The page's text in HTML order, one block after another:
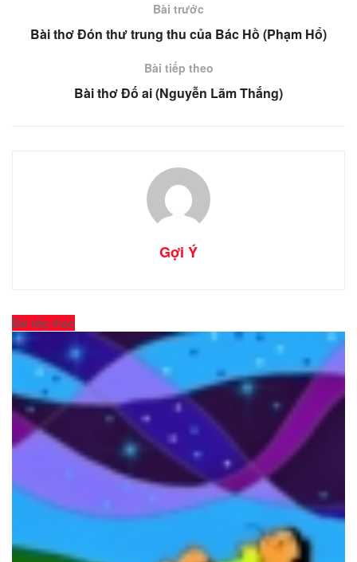
Bài trước
Bài thơ Đón thư trung thu của Bác Hồ (Phạm Hổ)
Bài tiếp theo
Bài thơ Đố ai (Nguyễn Lãm Thắng)
Gợi Ý
Bài tiếp theo